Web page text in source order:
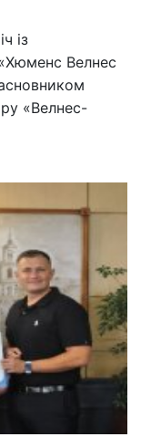
із
Велнес
«Велнес-